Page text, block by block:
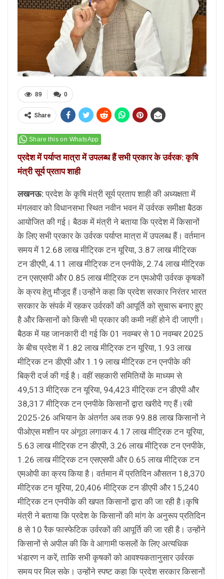
0
89
Share
Share this on WhatsApp
प्रदेश में पर्याप्त मात्रा में उपलब्ध हैं सभी प्रकार के उर्वरक: कृषि
मंत्री सूर्य प्रताप शाही
लखनऊ:प्रदेश के कृषि मंत्री सूर्य प्रताप शाही की अध्यक्षता में
मंगलवार को विधानसभा स्थित नवीन भवन में उर्वरक समीक्षा बैठक
आयोजित की गई। बैठक में मंत्री ने बताया कि प्रदेश में किसानों
के लिए सभी प्रकार के उर्वरक पर्याप्त मात्रा में उपलब्ध हैं। वर्तमान
समय में 12.68 लाख मीट्रिक टन यूरिया, 3.87 लाख मीट्रिक
टन डीएपी, 4.11 लाख मीट्रिक टन एनपीके, 2.74 लाख मीट्रिक
टन एसएसपी और 0.85 लाख मीट्रिक टन एमओपी उर्वरक कृषकों
के क्रय हेतु मौजूद हैं।उन्होंने कहा कि प्रदेश सरकार निरंतर भारत
सरकार के संपर्क में रहकर उर्वरकों की आपूर्ति को सुचारू बनाए हुए
है और किसानों को किसी भी प्रकार की कमी नहीं होने दी जाएगी।
बैठक में यह जानकारी दी गई कि 01 नवम्बर से 10 नवम्बर 2025
के बीच प्रदेश में 1.82 लाख मीट्रिक टन यूरिया, 1.93 लाख
मीट्रिक टन डीएपी और 1.19 लाख मीट्रिक टन एनपीके की
बिक्री दर्ज की गई है। वहीं सहकारी समितियों के माध्यम से
49,513 मीट्रिक टन यूरिया, 94,423 मीट्रिक टन डीएपी और
38,317 मीट्रिक टन एनपीके किसानों द्वारा खरीदे गए हैं।रबी
2025-26 अभियान के अंतर्गत अब तक 99.88 लाख किसानों ने
पीओएस मशीन पर अंगूठा लगाकर 4.17 लाख मीट्रिक टन यूरिया,
5.63 लाख मीट्रिक टन डीएपी, 3.26 लाख मीट्रिक टन एनपीके,
1.26 लाख मीट्रिक टन एसएसपी और 0.65 लाख मीट्रिक टन
एमओपी का क्रय किया है। वर्तमान में प्रतिदिन औसतन 18,370
मीट्रिक टन यूरिया, 20,406 मीट्रिक टन डीएपी और 15,240
मीट्रिक टन एनपीके की खपत किसानों द्वारा की जा रही है।कृषि
मंत्री ने बताया कि प्रदेश के किसानों की मांग के अनुरूप प्रतिदिन
8 से 10 रैक फास्फेटिक उर्वरकों की आपूर्ति की जा रही है। उन्होंने
किसानों से अपील की कि वे आगामी फसलों के लिए अत्यधिक
भंडारण न करें, ताकि सभी कृषकों को आवश्यकतानुसार उर्वरक
समय पर मिल सके। उन्होंने स्पष्ट कहा कि प्रदेश सरकार किसानों